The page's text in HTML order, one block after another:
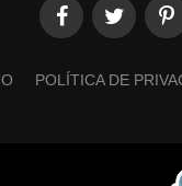
POLÍTICA DE